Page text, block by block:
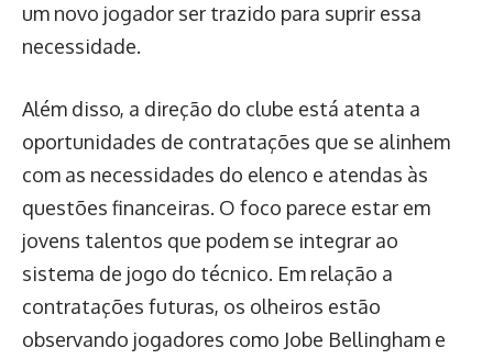
um novo jogador ser trazido para suprir essa
necessidade.
Além disso, a direção do clube está atenta a
oportunidades de contratações que se alinhem
com as necessidades do elenco e atendas às
questões financeiras. O foco parece estar em
jovens talentos que podem se integrar ao
sistema de jogo do técnico. Em relação a
contratações futuras, os olheiros estão
observando jogadores como Jobe Bellingham e